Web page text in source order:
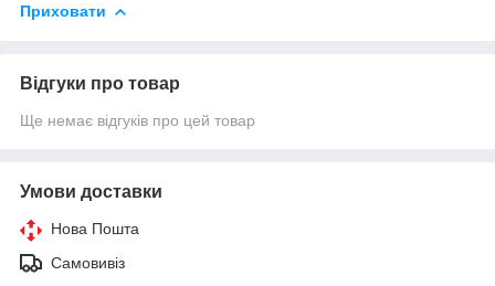
Приховати
Відгуки про товар
Ще немає відгуків про цей товар
Умови доставки
Нова Пошта
Самовивіз